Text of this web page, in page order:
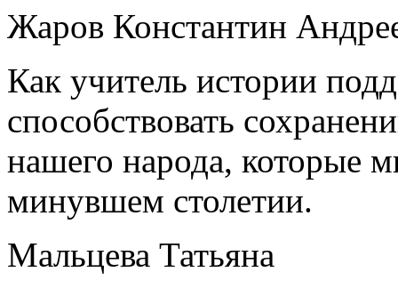
Жаров Константин
Как учитель истории
способствовать
нашего народа, которые
минувшем столетии.
Мальцева Татьяна